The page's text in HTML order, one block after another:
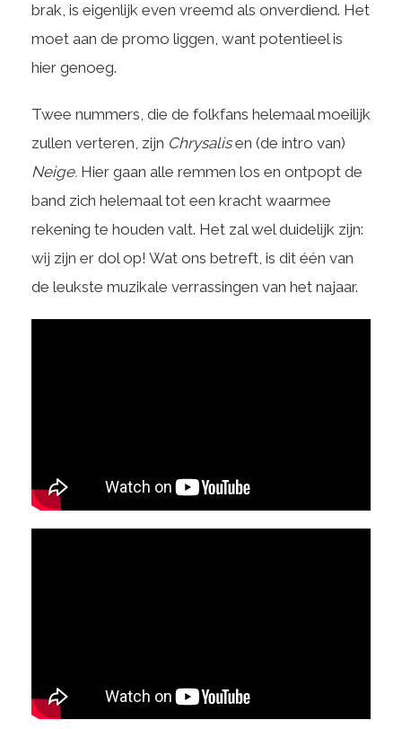
brak, is eigenlijk even vreemd als onverdiend. Het
moet aan de promo liggen, want potentieel is
hier genoeg.
Twee nummers, die de folkfans helemaal moeilijk
zullen verteren, zijn Chrysalisen (de intro van)
Neige. Hier gaan alle remmen los en ontpopt de
band zich helemaal tot een kracht waarmee
rekening te houden valt. Het zal wel duidelijk zijn:
wij zijn er dol op! Wat ons betreft, is dit één van
de leukste muzikale verrassingen van het najaar.